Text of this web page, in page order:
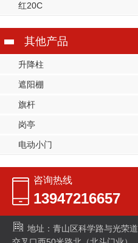
红20C
其他产品
升降柱
遮阳棚
旗杆
岗亭
电动小门
咨询热线
13947216657
地址：青山区科学路与光荣道